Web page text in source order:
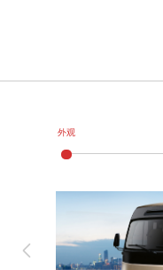
外观